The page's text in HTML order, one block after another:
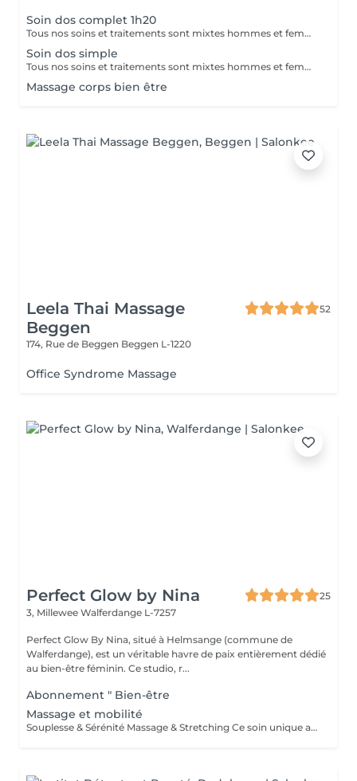
Soin dos complet 1h20
Tous nos soins et traitements sont mixtes hommes et femmes. Les traitements en cure sont valables six mois. Sur conseil de votre esthéticienne, des combinaisons de soins et de traitements sont possibles, afin d'obtenir un résultat optimal. Attention certain traitements nécessitent des explications préalables ainsi qu'une commande spécifique des coffrets et de soins personnalisés.
Soin dos simple
Tous nos soins et traitements sont mixtes hommes et femmes. Les traitements en cure sont valables six mois. Sur conseil de votre esthéticienne, des combinaisons de soins et de traitements sont possibles, afin d'obtenir un résultat optimal. Attention certain traitements nécessitent des explications préalables ainsi qu'une commande spécifique des coffrets et de soins personnalisés.
Massage corps bien être
Leela Thai Massage
Beggen
52
174, Rue de Beggen Beggen L-1220
Office Syndrome Massage
Perfect Glow by Nina
25
3, Millewee Walferdange L-7257
Perfect Glow By Nina, situé à Helmsange (commune de
Walferdange), est un véritable havre de paix entièrement dédié
au bien-être féminin. Ce studio, r...
Abonnement " Bien-être
Massage et mobilité
Souplesse & Sérénité Massage & Stretching Ce soin unique allie la détente profonde du massage bien-être à la puissance du stretching passif, pour un relâchement complet du corps et de l'esprit. Pendant la séance, j'alterne entre des mouvements de massage relaxant pour détendre les tensions musculaires, et des étirements doux et guidés pour redonner de la mobilité à vos articulations et améliorer votre posture. Bienfaits : Soulage les tensions et raideurs musculaires Améliore la souplesse et la circulation Favorise une meilleure respiration et posture Relâche le mental et réduit le stress corporel Ce soin est idéal pour les personnes actives, en période de stress, ou simplement à la recherche d'un moment de bien-être profond et équilibrant.